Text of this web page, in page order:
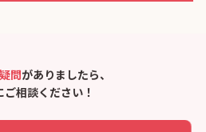
疑問がありましたら、
ご相談ください！